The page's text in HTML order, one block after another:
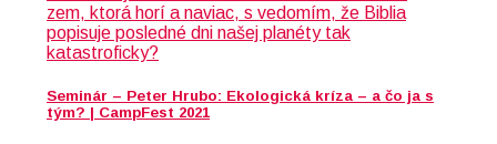
Seminár – Peter Hrubo: Ekologická kríza – a čo ja s
tým? | CampFest 2021